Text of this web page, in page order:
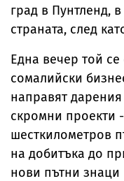
град в Пунтленд,
страната, след
Една вечер той
сомалийски
направят
скромни проекти
шесткилометров
на добитъка до
нови пътни знаци